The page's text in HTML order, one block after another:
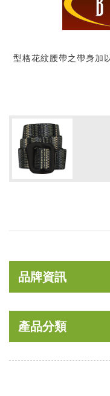
型格花紋腰帶之帶身加
品牌資訊
產品分類